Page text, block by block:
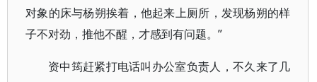
对象的床与杨朔挨着，他起来上厕所，发现杨朔的样
子不对劲，推他不醒，才感到有问题。”
资中筠赶紧打电话叫办公室负责人，不久来了几